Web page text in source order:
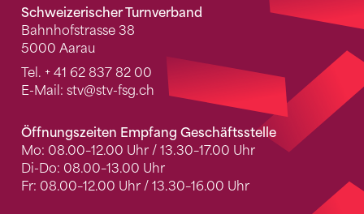
Schweizerischer Turnverband
Bahnhofstrasse 38
5000 Aarau
Tel. + 41 62 837 82 00
E-Mail: stv@stv-fsg.ch
Öffnungszeiten Empfang Geschäftsstelle
Mo: 08.00–12.00 Uhr / 13.30–17.00 Uhr
Di-Do: 08.00–13.00 Uhr
Fr: 08.00–12.00 Uhr / 13.30–16.00 Uhr